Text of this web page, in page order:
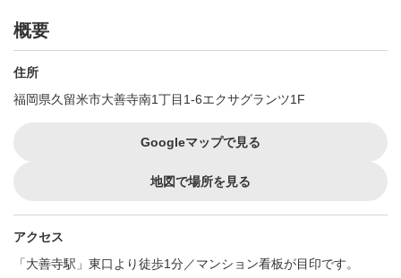
概要
住所
福岡県久留米市大善寺南1丁目1-6エクサグランツ1F
Googleマップで見る
地図で場所を見る
アクセス
「大善寺駅」東口より徒歩1分／マンション看板が目印です。